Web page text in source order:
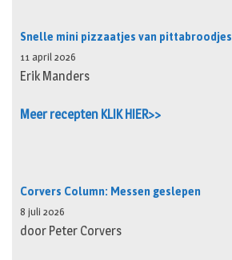
Snelle mini pizzaatjes van pittabroodjes
11 april 2026
Erik Manders
Meer recepten KLIK HIER>>
Corvers Column: Messen geslepen
8 juli 2026
door Peter Corvers